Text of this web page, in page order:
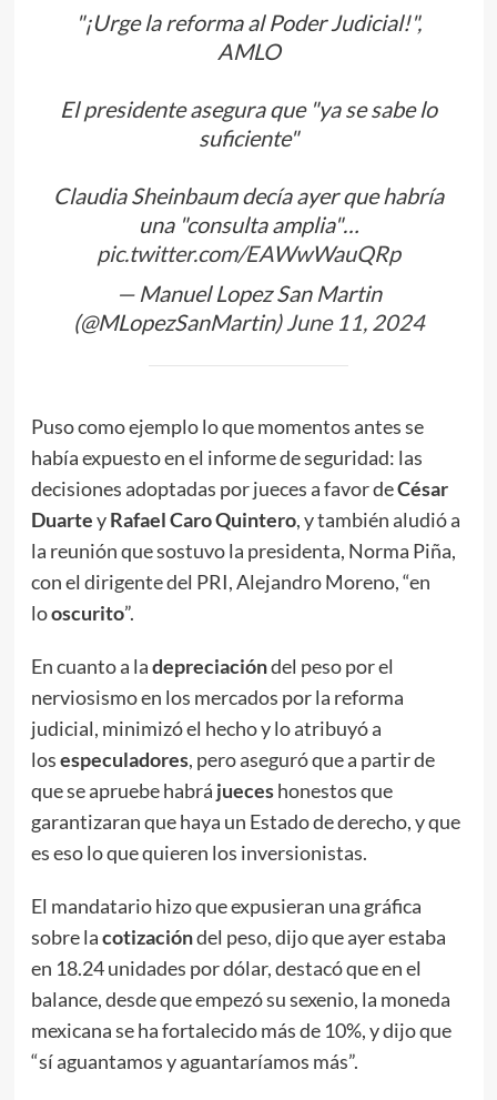
"¡Urge la reforma al Poder Judicial!",
AMLO
El presidente asegura que "ya se sabe lo
suficiente"
Claudia Sheinbaum decía ayer que habría
una "consulta amplia"…
pic.twitter.com/EAWwWauQRp
— Manuel Lopez San Martin
(@MLopezSanMartin)June 11, 2024
Puso como ejemplo lo que momentos antes se
había expuesto en el informe de seguridad: las
decisiones adoptadas por jueces a favor deCésar
DuarteyRafael Caro Quintero, y también aludió a
la reunión que sostuvo la presidenta, Norma Piña,
con el dirigente del PRI, Alejandro Moreno, “en
looscurito”.
En cuanto a ladepreciacióndel peso por el
nerviosismo en los mercados por la reforma
judicial, minimizó el hecho y lo atribuyó a
losespeculadores, pero aseguró que a partir de
que se apruebe habrá jueceshonestos que
garantizaran que haya un Estado de derecho, y que
es eso lo que quieren los inversionistas.
El mandatario hizo que expusieran una gráfica
sobre lacotizacióndel peso, dijo que ayer estaba
en 18.24 unidades por dólar, destacó que en el
balance, desde que empezó su sexenio, la moneda
mexicana se ha fortalecido más de 10%, y dijo que
“sí aguantamos y aguantaríamos más”.